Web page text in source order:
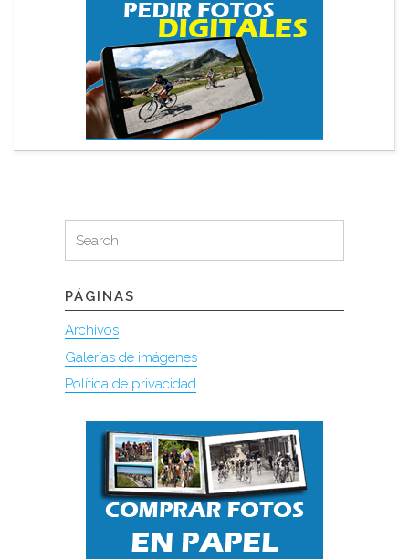
for:
Search
PÁGINAS
Archivos
Galerías de imágenes
Política de privacidad